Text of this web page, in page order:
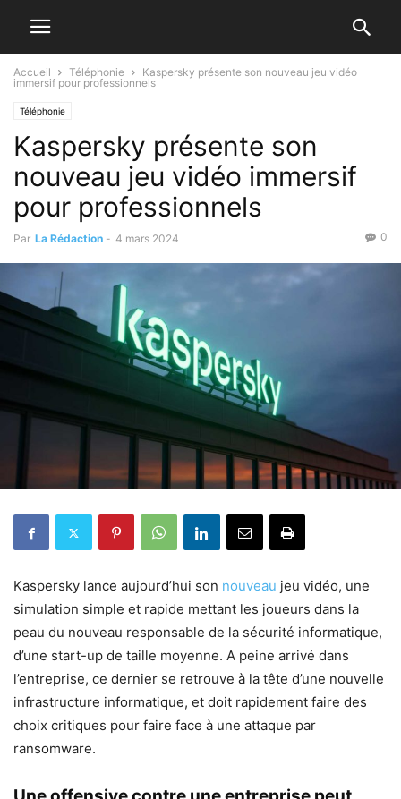
Accueil Téléphonie
Kaspersky présente son nouveau jeu vidéo
immersif pour professionnels
Téléphonie
Kaspersky présente son
nouveau jeu vidéo immersif
pour professionnels
Par La Rédaction - 4 mars 2024 0
Kaspersky lance aujourd’hui son nouveau jeu vidéo, une
simulation simple et rapide mettant les joueurs dans la
peau du nouveau responsable de la sécurité informatique,
d’une start-up de taille moyenne. A peine arrivé dans
l’entreprise, ce dernier se retrouve à la tête d’une nouvelle
infrastructure informatique, et doit rapidement faire des
choix critiques pour faire face à une attaque par
ransomware.